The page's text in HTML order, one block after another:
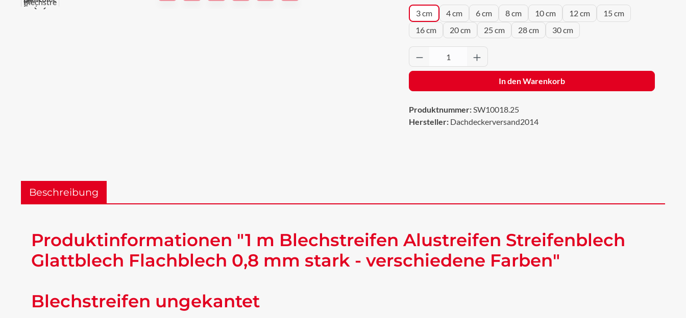
3 cm 4 cm 6 cm 8 cm 10 cm 12 cm
15 cm
16 cm
20 cm 25 cm 28 cm 30 cm
Produkt Anzahl: Gib den gewünschten Wert ein
In den Warenkorb
Produktnummer:SW10018.25
Hersteller: Dachdeckerversand2014
Beschreibung
Produktinformationen "1 m Blechstreifen Alustreifen Streifenblech
Glattblech Flachblech 0,8 mm stark - verschiedene Farben"
Blechstreifen ungekantet